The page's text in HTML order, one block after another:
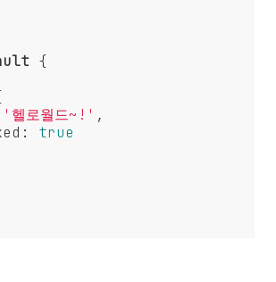
{
'헬로월드~!' ,
: true